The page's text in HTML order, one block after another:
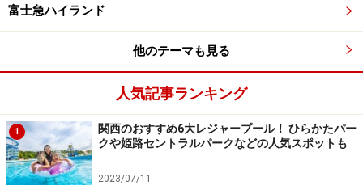
■よみうりランド(東京都稲城市)
【よみうりランドで初モ～出！】
名前に「牛」が入っていれば入園無料、牛さん来園、も
ちつき大会、お笑い芸人と羽子板、キャラクターショー
など。
→詳しくはこちら
富士急ハイランド
他のテーマも見る
人気記事ランキング
1
関西のおすすめ6大レジャープール！ ひらかたパー
クや姫路セントラルパークなどの人気スポットも
2023/07/11